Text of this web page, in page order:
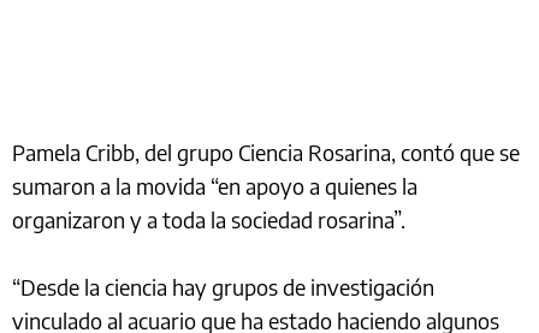
Pamela Cribb, del grupo Ciencia Rosarina, contó que se
sumaron a la movida “en apoyo a quienes la
organizaron y a toda la sociedad rosarina”.
“Desde la ciencia hay grupos de investigación
vinculado al acuario que ha estado haciendo algunos